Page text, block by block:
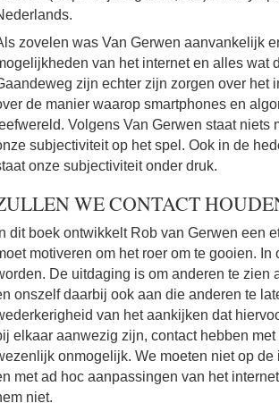
zovelen was Van Gerwen aanvankelijk
van het internet en alles wat
zijn echter zijn zorgen over het
de manier waarop smartphones en
Volgens Van Gerwen staat niets
subjectiviteit op het spel. Ook in de
onze subjectiviteit onder druk.
WE CONTACT
In dit boek ontwikkelt Rob van Gerwen een
motiveren om het roer om te gooien.
De uitdaging is om anderen te zien
onszelf daarbij ook aan die anderen te
van het aankijken dat
elkaar aanwezig zijn, contact hebben
onmogelijk. We moeten niet op
met ad hoc aanpassingen van het
niet.